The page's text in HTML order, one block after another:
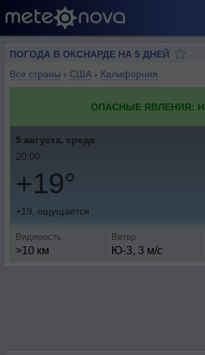
ПОГОДА В ОКСНАРДЕ НА 5 ДНЕЙ
Все страны › США › Калифорния
ОПАСНЫЕ ЯВЛЕНИЯ:
5 августа, среда
20:00
+19°
+19, ощущается
Видимость
>10 км
Ветер
Ю-З, 3 м/с